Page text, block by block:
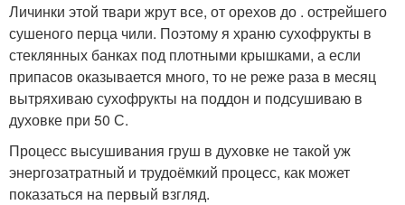
Личинки этой твари жрут все, от орехов до . острейшего
сушеного перца чили. Поэтому я храню сухофрукты в
стеклянных банках под плотными крышками, а если
припасов оказывается много, то не реже раза в месяц
вытряхиваю сухофрукты на поддон и подсушиваю в
духовке при 50 С.
Процесс высушивания груш в духовке не такой уж
энергозатратный и трудоёмкий процесс, как может
показаться на первый взгляд.